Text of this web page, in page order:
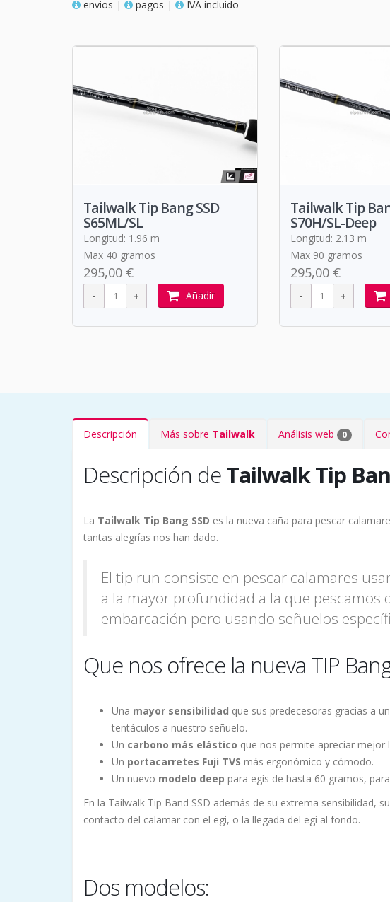
envios | pagos | IVA incluido
Tailwalk Tip Bang SSD
S65ML/SL
Longitud: 1.96 m
Max 40 gramos
295,00 €
Añadir
Tailwalk Tip
S70H/SL-Deep
Longitud: 2.13 m
Max 90 gramos
295,00 €
Descripción Más sobre Tailwalk Análisis web 0
Descripción deTailwalk Tip
La Tailwalk Tip Bang SSD es la nueva caña para pescar
tantas alegrías nos han dado.
El tip run consiste en pescar calamares
a la mayor profundidad a la que pescamos
embarcación pero usando señuelos
Que nos ofrece la nueva TIP
Una mayor sensibilidad que sus predecesoras gracias a
tentáculos a nuestro señuelo.
Un carbono más elástico que nos permite apreciar mejor
Un portacarretes Fuji TVS más ergonómico y cómodo.
Un nuevo modelo deep para egis de hasta 60 gramos,
En la Tailwalk Tip Band SSD además de su extrema sensibilidad, su
contacto del calamar con el egi, o la llegada del egi al fondo.
Dos modelos: